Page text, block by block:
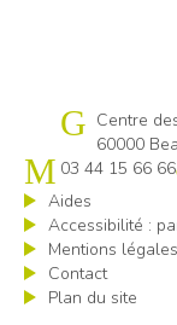
Cap emploi 60
Centre
60000
03 44 15 66 66
Aides
Accessibilité :
Mentions
Contact
Plan du site